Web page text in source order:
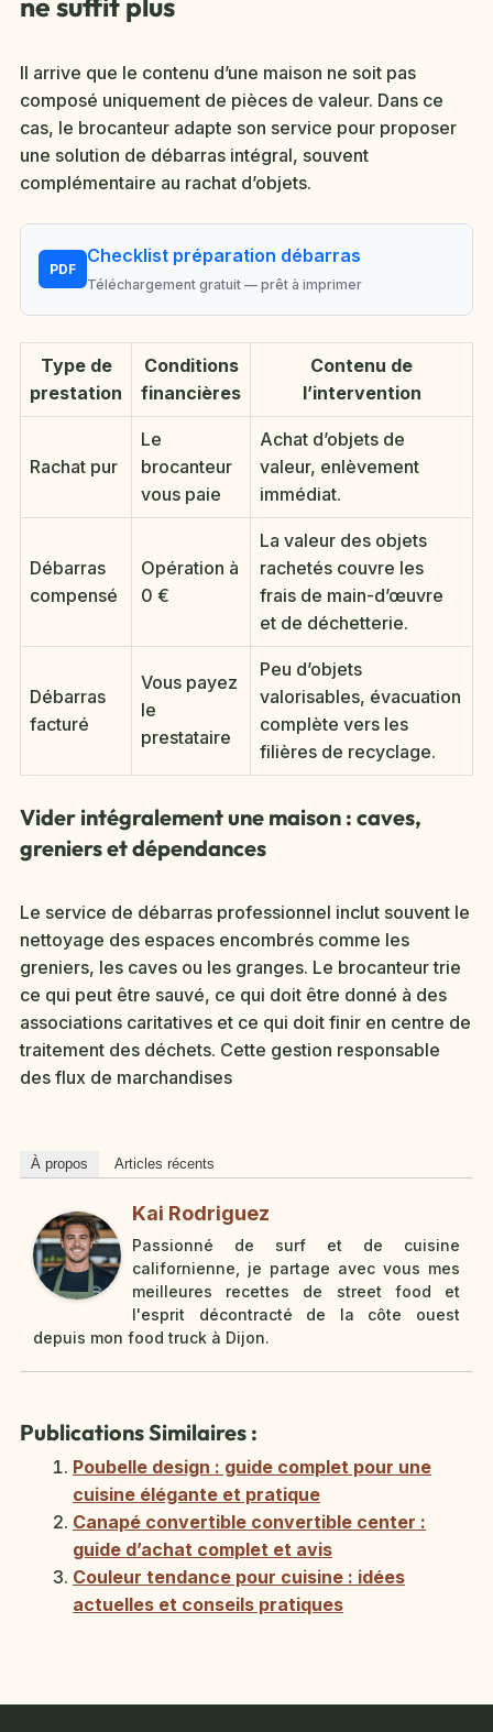
Il arrive que le contenu d’une maison ne soit pas
composé uniquement de pièces de valeur. Dans ce
cas, le brocanteur adapte son service pour proposer
une solution de débarras intégral, souvent
complémentaire au rachat d’objets.
PDF
Checklist préparation débarras
Téléchargement gratuit — prêt à imprimer
Type de
prestation
Conditions
financières
Contenu de
l’intervention
Rachat pur
Le
brocanteur
vous paie
Achat d’objets de
valeur, enlèvement
immédiat.
Débarras
compensé
Opération à
0 €
La valeur des objets
rachetés couvre les
frais de main-d’œuvre
et de déchetterie.
Débarras
facturé
Vous payez
le
prestataire
Peu d’objets
valorisables, évacuation
complète vers les
filières de recyclage.
Vider intégralement une maison : caves,
greniers et dépendances
Le service de débarras professionnel inclut souvent le
nettoyage des espaces encombrés comme les
greniers, les caves ou les granges. Le brocanteur trie
ce qui peut être sauvé, ce qui doit être donné à des
associations caritatives et ce qui doit finir en centre de
traitement des déchets. Cette gestion responsable
des flux de marchandises
À propos Articles récents
Kai Rodriguez
Passionné de surf et de cuisine
californienne, je partage avec vous mes
meilleures recettes de street food et
l'esprit décontracté de la côte ouest
depuis mon food truck à Dijon.
Publications Similaires :
Poubelle design : guide complet pour une
cuisine élégante et pratique
Canapé convertible convertible center :
guide d’achat complet et avis
Couleur tendance pour cuisine : idées
actuelles et conseils pratiques